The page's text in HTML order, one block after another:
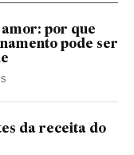
por que
pode ser
da receita do